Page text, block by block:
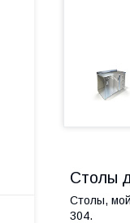
Столы
Столы,
304.